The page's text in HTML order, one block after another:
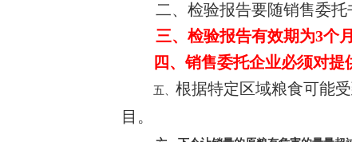
二、检验报告要随销售委托
三、检验报告有效期为3个
四、销售委托企业必须对提
五、 根据特定区域粮食可能
目。